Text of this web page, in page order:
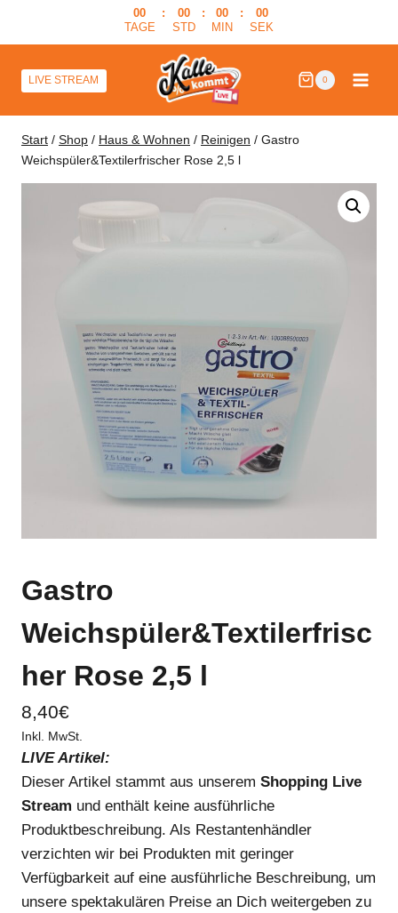
00
TAGE
:
00
STD
:
00
MIN
:
00
SEK
LIVE STREAM 0
Start / Shop / Haus & Wohnen / Reinigen / Gastro
Weichspüler&Textilerfrischer Rose 2,5 l
Gastro
Weichspüler&Textilerfrisc
her Rose 2,5 l
8,40€
Inkl. MwSt.
LIVE Artikel:
Dieser Artikel stammt aus unserem Shopping Live
Stream und enthält keine ausführliche
Produktbeschreibung. Als Restantenhändler
verzichten wir bei Produkten mit geringer
Verfügbarkeit auf eine ausführliche Beschreibung, um
unsere spektakulären Preise an Dich weitergeben zu